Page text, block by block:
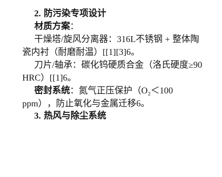
2. 防污染专项设计
材质方案：
干燥塔/旋风分离器：316L不锈钢 + 整体陶
瓷内衬（耐磨耐温）[[1][3]6。
刀片/轴承：碳化钨硬质合金（洛氏硬度≥90
HRC）[[1]6。
密封系统：氮气正压保护（O₂＜100
ppm），防止氧化与金属迁移6。
3. 热风与除尘系统